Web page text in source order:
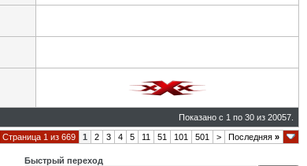
Показано с 1 по 30 из 20057.
Страница 1 из 669 1 2 3 4 5 11 51 101 501 > Последняя »
Быстрый переход